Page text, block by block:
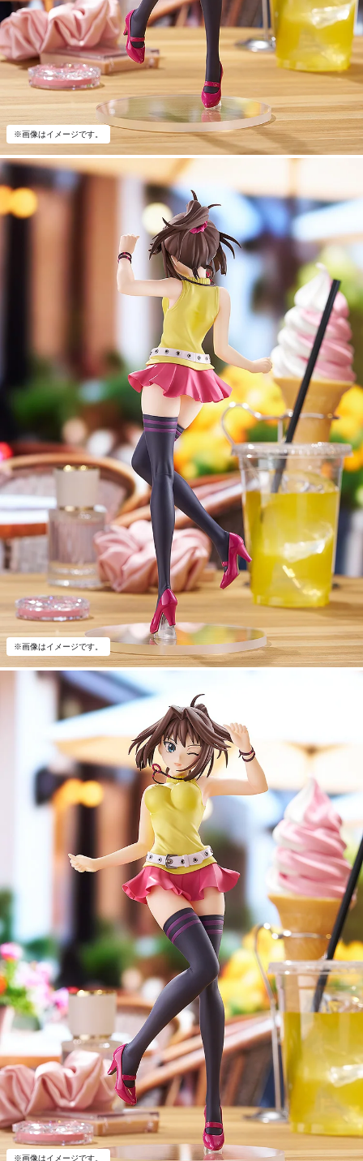
※画像はイメージです。
※画像はイメージです。
※画像はイメージです。